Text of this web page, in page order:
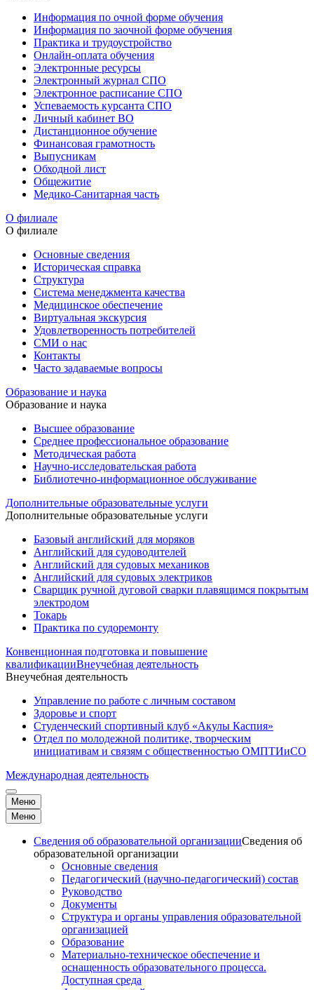
Информация по очной форме обучения
Информация по заочной форме обучения
Практика и трудоустройство
Онлайн-оплата обучения
Электронные ресурсы
Электронный журнал СПО
Электронное расписание СПО
Успеваемость курсанта СПО
Личный кабинет ВО
Дистанционное обучение
Финансовая грамотность
Выпусникам
Обходной лист
Общежитие
Медико-Санитарная часть
О филиале
О филиале
Основные сведения
Историческая справка
Структура
Система менеджмента качества
Медицинское обеспечение
Виртуальная экскурсия
Удовлетворенность потребителей
СМИ о нас
Контакты
Часто задаваемые вопросы
Образование и наука
Образование и наука
Высшее образование
Среднее профессиональное образование
Методическая работа
Научно-исследовательская работа
Библиотечно-информационное обслуживание
Дополнительные образовательные услуги
Дополнительные образовательные услуги
Базовый английский для моряков
Английский для судоводителей
Английский для судовых механиков
Английский для судовых электриков
Cварщик ручной дуговой сварки плавящимся покрытым
электродом
Токарь
Практика по судоремонту
Конвенционная подготовка и повышение
квалификацииВнеучебная деятельность
Внеучебная деятельность
Управление по работе с личным составом
Здоровье и спорт
Студенческий спортивный клуб «Акулы Каспия»
Отдел по молодежной политике, творческим
инициативам и связям с общественностью ОМПТИиСО
Международная деятельность
Меню
Меню
Сведения об образовательной организацииСведения об
образовательной организации
Основные сведения
Педагогический (научно-педагогический) состав
Руководство
Документы
Структура и органы управления образовательной
организацией
Образование
Материально-техническое обеспечение и
оснащенность образовательного процесса.
Доступная среда